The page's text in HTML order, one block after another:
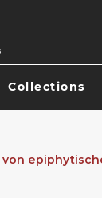
Collections